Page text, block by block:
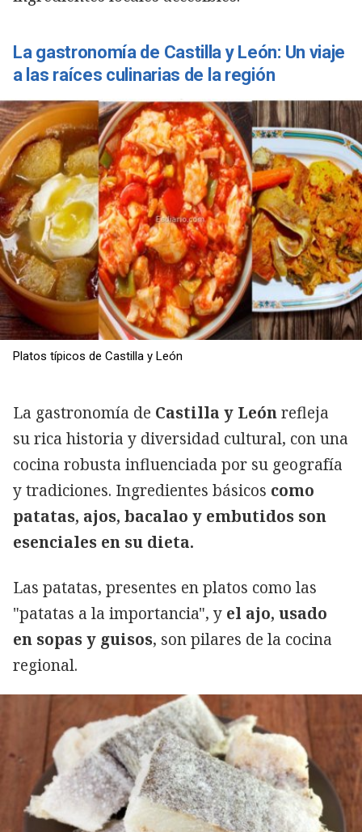
Copiar
La gastronomía de Castilla y León: Un viaje
a las raíces culinarias de la región
Platos típicos de Castilla y León
La gastronomía de Castilla y Leónrefleja
su rica historia y diversidad cultural, con una
cocina robusta influenciada por su geografía
y tradiciones. Ingredientes básicos como
patatas, ajos, bacalao y embutidos son
esenciales en su dieta.
Las patatas, presentes en platos como las
"patatas a la importancia", y el ajo, usado
en sopas y guisos, son pilares de la cocina
regional.